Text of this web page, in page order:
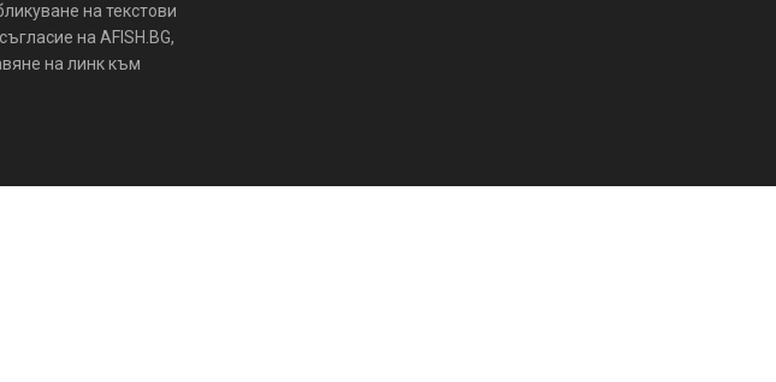
на текстови
на AFISH.BG,
на линк към